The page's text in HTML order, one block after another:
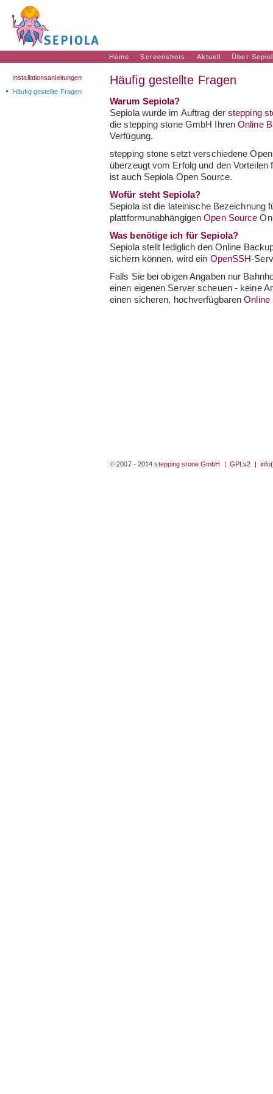
Home Screenshots Aktuell Über
Installationsanleitungen
Häufig gestellte Fragen
Häufig gestellte Fragen
Warum Sepiola?
Sepiola wurde im Auftrag der stepping
die stepping stone GmbH IhrenOnline
Verfügung.
stepping stone setzt verschiedene
überzeugt vom Erfolg und den
ist auch Sepiola Open Source.
Wofür steht Sepiola?
Sepiola ist die lateinische Bezeichnung
plattformunabhängigenOpen Source
Was benötige ich für Sepiola?
Sepiola stellt lediglich den Online
sichern können, wird ein OpenSSH-
Falls Sie bei obigen Angaben nur
einen eigenen Server scheuen - keine
einen sicheren, hochverfügbarenOnline
© 2007 - 2014 stepping stone GmbH | GPLv2 |